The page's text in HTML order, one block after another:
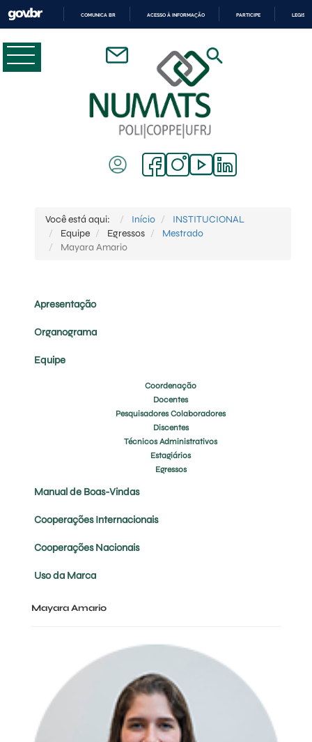
CONTEÚDO
COMUNICA BR ACESSO À INFORMAÇÃO PARTICIPE
Você está aqui: Início
INSTITUCIONAL
Equipe
Egressos
Mestrado
Mayara Amario
Apresentação
Organograma
Equipe
Coordenação
Docentes
Pesquisadores Colaboradores
Discentes
Técnicos Administrativos
Estagiários
Egressos
Manual de Boas-Vindas
Cooperações Internacionais
Cooperações Nacionais
Uso da Marca
Mayara Amario